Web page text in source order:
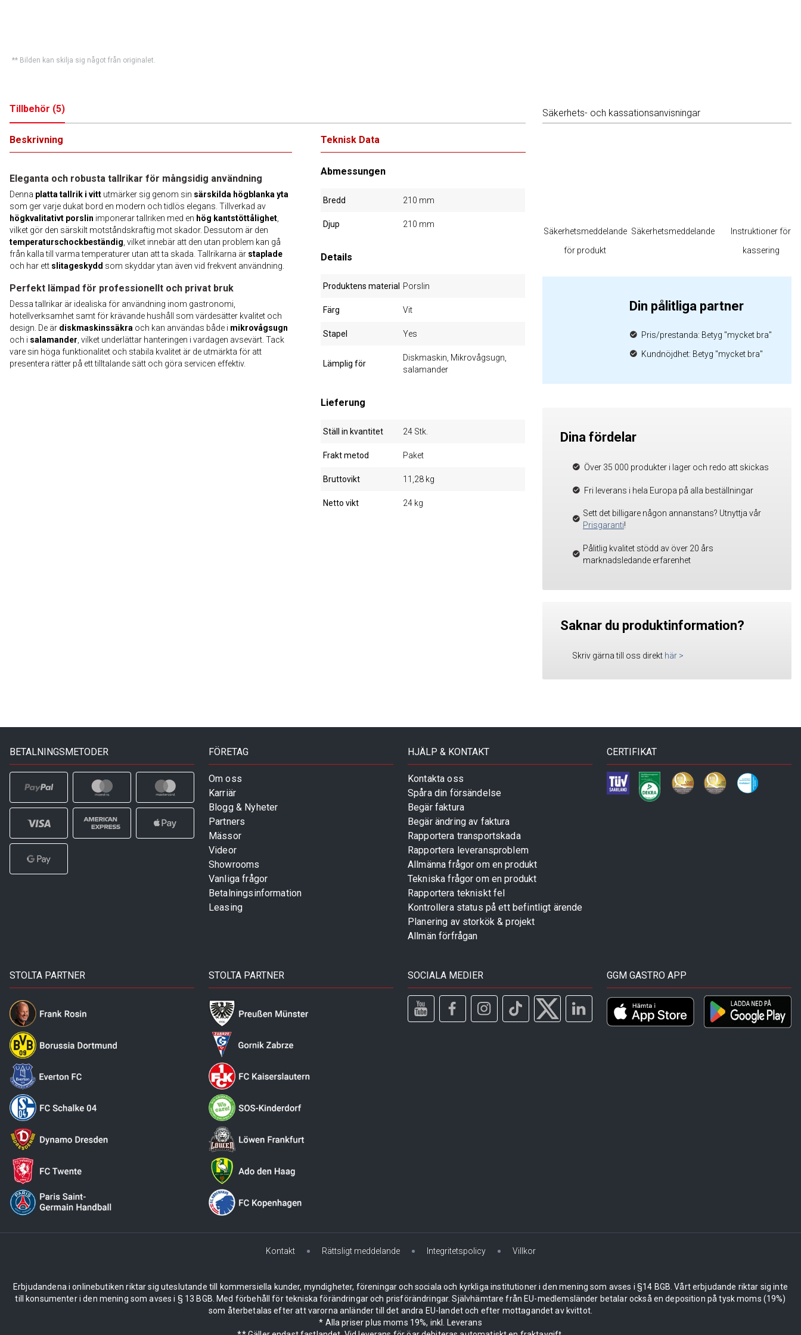
** Bilden kan skilja sig något från originalet.
Tillbehör (5)
Beskrivning
Eleganta och robusta tallrikar för mångsidig användning
Denna platta tallrik i vitt utmärker sig genom sin särskilda högblanka yta
som ger varje dukat bord en modern och tidlös elegans. Tillverkad av
högkvalitativt porslin imponerar tallriken med en hög kantstöttålighet
vilket gör den särskilt motståndskraftig mot skador. Dessutom är den
temperaturschockbeständig , vilket innebär att den utan problem kan gå
från kalla till varma temperaturer utan att ta skada. Tallrikarna är staplade
och har ett slitageskydd som skyddar ytan även vid frekvent användning.
Perfekt lämpad för professionellt och privat bruk
Dessa tallrikar är idealiska för användning inom gastronomi,
hotellverksamhet samt för krävande hushåll som värdesätter kvalitet och
design. De är diskmaskinssäkra och kan användas både i mikrovågsugn
och i salamander , vilket underlättar hanteringen i vardagen avsevärt. Tack
vare sin höga funktionalitet och stabila kvalitet är de utmärkta för att
presentera rätter på ett tilltalande sätt och göra servicen effektiv.
Teknisk Data
Abmessungen
Bredd 210 mm
Djup 210 mm
Details
Produktens material Porslin
Färg Vit
Stapel Yes
Lämplig för
Diskmaskin, Mikrovågsugn,
salamander
Lieferung
Ställ in kvantitet 24 Stk.
Frakt metod Paket
Bruttovikt 11,28 kg
Netto vikt 24 kg
Säkerhets- och kassationsanvisningar
Säkerhetsmeddelande
för produkt
Säkerhetsmeddelande
Instruktioner för
kassering
Din pålitliga partner
Pris/prestanda: Betyg "mycket bra"
Kundnöjdhet: Betyg "mycket bra"
Dina fördelar
Över 35 000 produkter i lager och redo att skickas
Fri leverans i hela Europa på alla beställningar
Sett det billigare någon annanstans? Utnyttja vår
Prisgaranti!
Pålitlig kvalitet stödd av över 20 års
marknadsledande erfarenhet
Saknar du produktinformation?
Skriv gärna till oss direkt här >
BETALNINGSMETODER FÖRETAG
Om oss
Karriär
Blogg & Nyheter
Partners
Mässor
Videor
Showrooms
Vanliga frågor
Betalningsinformation
Leasing
HJÄLP & KONTAKT
Kontakta oss
Spåra din försändelse
Begär faktura
Begär ändring av faktura
Rapportera transportskada
Rapportera leveransproblem
Allmänna frågor om en produkt
Tekniska frågor om en produkt
Rapportera tekniskt fel
Kontrollera status på ett befintligt ärende
Planering av storkök & projekt
Allmän förfrågan
CERTIFIKAT
STOLTA PARTNER STOLTA PARTNER SOCIALA MEDIER GGM GASTRO APP
Kontakt Rättsligt meddelande Integritetspolicy Villkor
Erbjudandena i onlinebutiken riktar sig uteslutande till kommersiella kunder, myndigheter, föreningar och sociala och kyrkliga institutioner i den mening som avses i §14 BGB. Vårt erbjudande riktar sig inte
till konsumenter i den mening som avses i § 13 BGB. Med förbehåll för tekniska förändringar och prisförändringar. Självhämtare från EU-medlemsländer betalar också en deposition på tysk moms (19%)
som återbetalas efter att varorna anländer till det andra EU-landet och efter mottagandet av kvittot.
* Alla priser plus moms 19%, inkl. Leverans